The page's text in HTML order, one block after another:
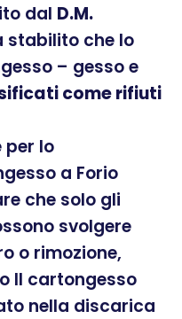
dal D.M.
stabilito che lo
– gesso e
come rifiuti
per lo
a Forio
che solo gli
svolgere
o rimozione,
Il cartongesso
nella discarica